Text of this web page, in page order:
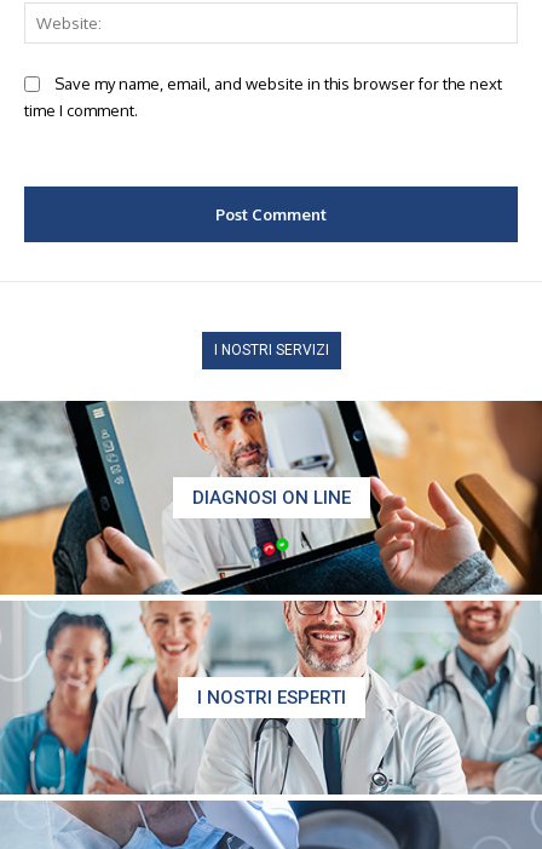
Save my name, email, and website in this browser for the next
time I comment.
I NOSTRI SERVIZI
DIAGNOSI ON LINE
I NOSTRI ESPERTI